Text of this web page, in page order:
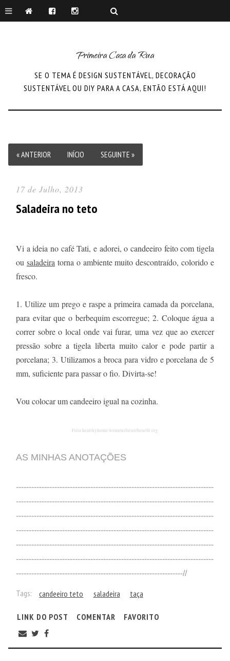
Primeira Casa da Rua
SE O TEMA É DESIGN SUSTENTÁVEL, DECORAÇÃO
SUSTENTÁVEL OU DIY PARA A CASA, ENTÃO ESTÁ AQUI!
« ANTERIOR INÍCIO SEGUINTE »
17 de Julho, 2013
Saladeira no teto
Vi a ideia no café Tati, e adorei, o candeeiro feito com tigela
ou saladeira torna o ambiente muito descontraído, colorido e
fresco.
1. Utilize um prego e raspe a primeira camada da porcelana,
para evitar que o berbequim escorregue; 2. Coloque água a
correr sobre o local onde vai furar, uma vez que ao exercer
pressão sobre a tigela liberta muito calor e pode partir a
porcelana; 3. Utilizamos a broca para vidro e porcelana de 5
mm, suficiente para passar o fio. Divirta-se!
Vou colocar um candeeiro igual na cozinha.
Foto.healthyhome.womensfuturebenefit.org
AS MINHAS ANOTAÇÕES
-----------------------------------------------------------------------------
-----------------------------------------------------------------------------
-----------------------------------------------------------------------------
-----------------------------------------------------------------------------
-----------------------------------------------------------------------------
-----------------------------------------------------------------------------
-----------------------------------------------------------------//
Tags: candeeiro teto saladeira taça
LINK DO POST COMENTAR FAVORITO